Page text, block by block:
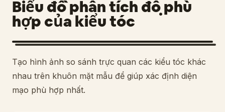
Các trường hợp sử dụng
Kỹ năng
Lời nhắc
Biểu đồ phân tích độ phù
hợp của kiểu tóc
Tạo hình ảnh so sánh trực quan các kiểu tóc khác
nhau trên khuôn mặt mẫu để giúp xác định diện
mạo phù hợp nhất.